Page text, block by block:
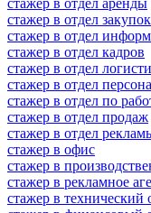
стажер в отдел закупок
стажер в отдел
стажер в отдел кадров
стажер в отдел
стажер в отдел
стажер в отдел по
стажер в отдел продаж
стажер в отдел
стажер в офис
стажер в
стажер в рекламное
стажер в технический